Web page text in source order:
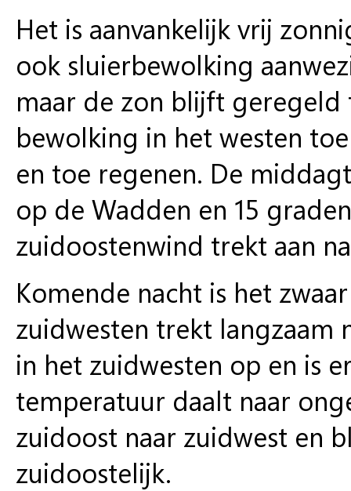
Het is aanvankelijk vrij
ook sluierbewolking
maar de zon blijft geregeld
bewolking in het westen
en toe regenen. De
op de Wadden en 15
zuidoostenwind trekt aan
Komende nacht is het
zuidwesten trekt langzaam
in het zuidwesten op en is
temperatuur daalt naar
zuidoost naar zuidwest en
zuidoostelijk.